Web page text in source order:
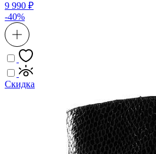
9 990 ₽
-40%
Скидка